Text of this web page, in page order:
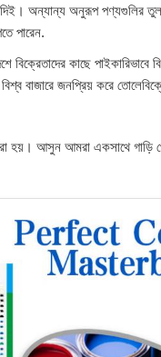
অন্যান্য অনুরূপ পণ্যগুলির
পারেন.
বিক্রেতাদের কাছে
বাজারে জনপ্রিয় করে
করা হয়। আসুন আমরা একসাথে